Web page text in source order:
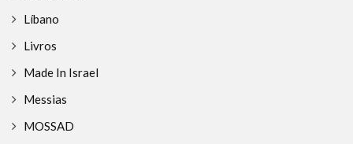
Líbano
Livros
Made In Israel
Messias
MOSSAD